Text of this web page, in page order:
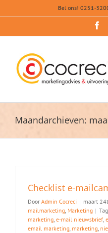
naar
Bel ons! 0251-
Maandarchieven:
Checklist e-
Door Admin Cocreci | maart
mailmarketing, Marketing |
marketing, e-mail nieuwsbrief,
email marketing, marketing,